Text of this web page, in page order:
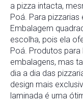
a pizza intacta,
Poá. Para pizzarias
Embalagem
escolha, pois ela
Poá. Produtos para
embalagens, mas
dia a dia das
design mais
laminada é uma